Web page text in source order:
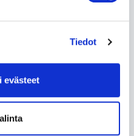
Tiedot
evästeet
rajapyykin tuomat